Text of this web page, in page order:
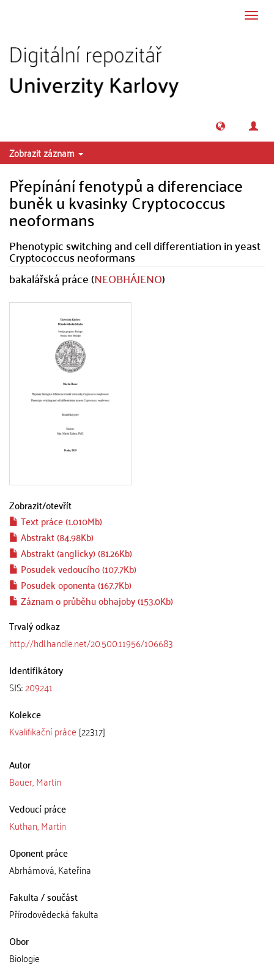
Zobrazit záznam
Přepínání fenotypů a diferenciace
buněk u kvasinky Cryptococcus
neoformans
Phenotypic switching and cell differentiation in yeast
Cryptococcus neoformans
bakalářská práce (NEOBHÁJENO)
Zobrazit/otevřít
Text práce (1.010Mb)
Abstrakt (84.98Kb)
Abstrakt (anglicky) (81.26Kb)
Posudek vedoucího (107.7Kb)
Posudek oponenta (167.7Kb)
Záznam o průběhu obhajoby (153.0Kb)
Trvalý odkaz
http://hdl.handle.net/20.500.11956/106683
Identifikátory
SIS:209241
Kolekce
Kvalifikační práce [22317]
Autor
Bauer, Martin
Vedoucí práce
Kuthan, Martin
Oponent práce
Abrhámová, Kateřina
Fakulta / součást
Přírodovědecká fakulta
Obor
Biologie